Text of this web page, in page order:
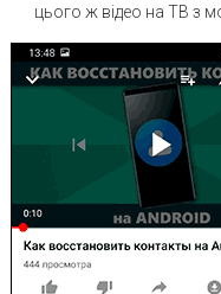
цього ж відео на ТВ з